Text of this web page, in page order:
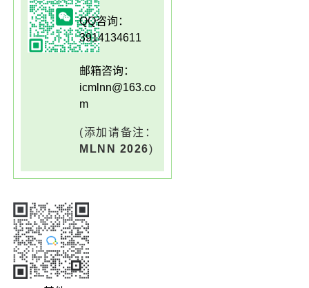
QQ咨询：
3914134611
邮箱咨询：
icmlnn@163.co
m
(添加请备注：
MLNN 2026)